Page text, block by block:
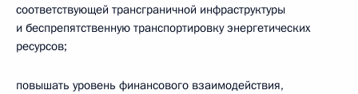
соответствующей трансграничной инфраструктуры
и беспрепятственную транспортировку энергетических
ресурсов;
повышать уровень финансового взаимодействия,